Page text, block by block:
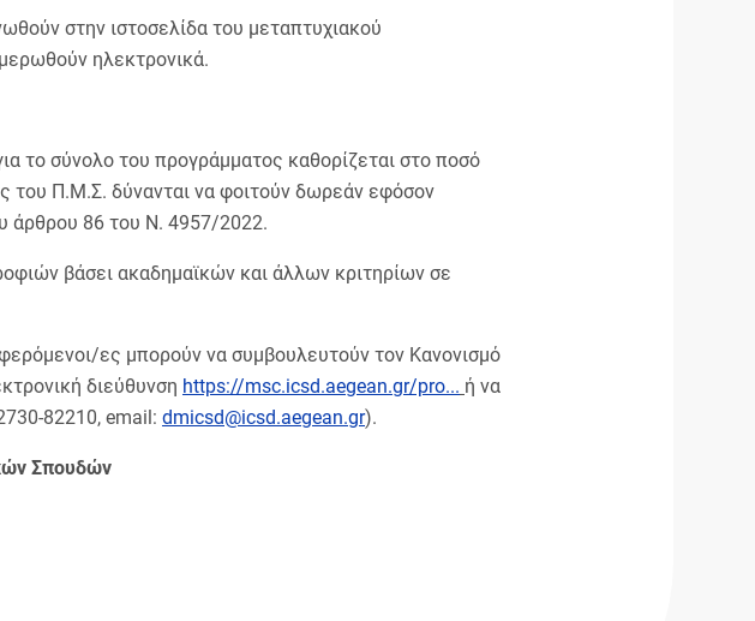
στην ιστοσελίδα του μεταπτυχιακού
ηλεκτρονικά.
το σύνολο του προγράμματος καθορίζεται στο ποσό
του Π.Μ.Σ. δύνανται να φοιτούν δωρεάν εφόσον
άρθρου 86 του Ν. 4957/2022.
βάσει ακαδημαϊκών και άλλων κριτηρίων σε
ες μπορούν να συμβουλευτούν τον Κανονισμό
διεύθυνση https://msc.icsd.aegean.gr/pro... ή να
82210, email: dmicsd@icsd.aegean.gr).
Σπουδών